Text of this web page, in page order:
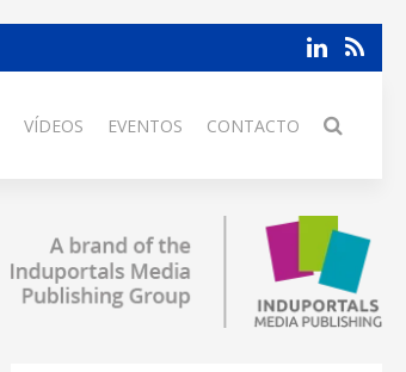
VÍDEOS EVENTOS CONTACTO